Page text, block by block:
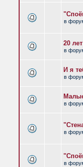
в
20
в
И я
в
в
в
в